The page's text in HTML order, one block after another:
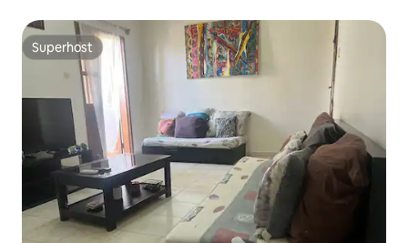
Superhost
Superhost